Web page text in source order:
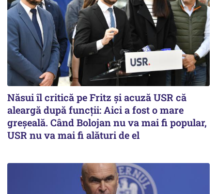
Năsui îl critică pe Fritz și acuză USR că
aleargă după funcții: Aici a fost o mare
greșeală. Când Bolojan nu va mai fi popular,
USR nu va mai fi alături de el